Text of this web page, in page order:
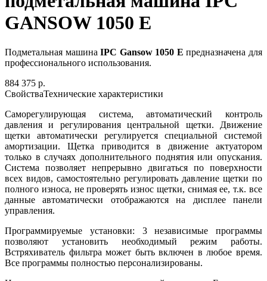
GANSOW 1050 E
Подметальная машина IPC Gansow 1050 E предназначена для
профессионального использования.
884 375 р.
СвойстваТехнические характеристики
Саморегулирующая система, автоматический контроль
давления и регулирования центральной щетки. Движение
щетки автоматически регулируется специальной системой
амортизации. Щетка приводится в движение актуатором
только в случаях дополнительного поднятия или опускания.
Система позволяет непрерывно двигаться по поверхности
всех видов, самостоятельно регулировать давление щетки по
полного износа, не проверять износ щетки, снимая ее, т.к. все
данные автоматически отображаются на дисплее панели
управления.
Программируемые установки: 3 независимые программы
позволяют установить необходимый режим работы.
Встряхиватель фильтра может быть включен в любое время.
Все программы полностью персонализированы.